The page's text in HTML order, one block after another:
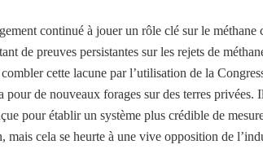
continué à jouer un rôle clé sur le méthane
de preuves persistantes sur les rejets de
cette lacune par l’utilisation de la
pour de nouveaux forages sur des terres
pour établir un système plus crédible de
mais cela se heurte à une vive opposition de